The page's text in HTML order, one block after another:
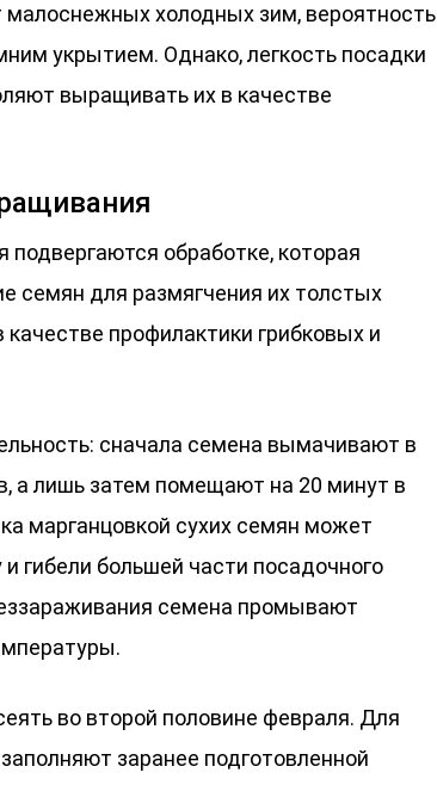
холодных зим, вероятность
укрытием. Однако, легкость посадки
выращивать их в качестве
обработке, которая
семян для размягчения их толстых
профилактики грибковых и
сначала семена вымачивают в
а лишь затем помещают на 20 минут в
марганцовкой сухих семян может
гибели большей части посадочного
семена промывают
во второй половине февраля. Для
заранее подготовленной